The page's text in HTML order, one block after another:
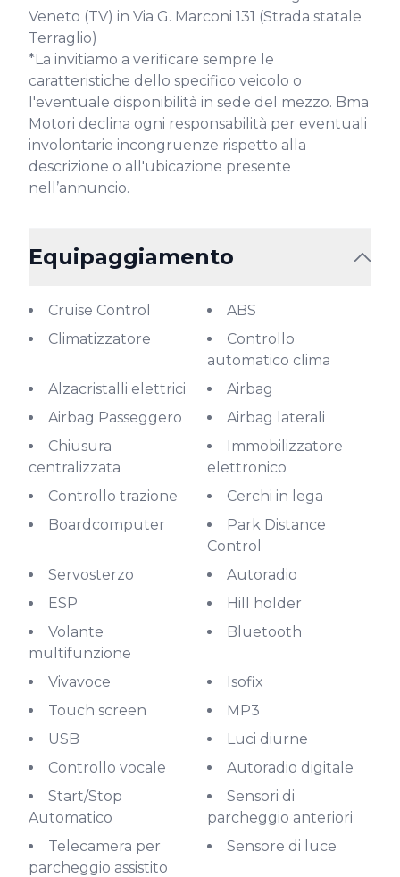
Veneto (TV) in Via G. Marconi 131 (Strada statale
Terraglio)
*La invitiamo a verificare sempre le
caratteristiche dello specifico veicolo o
l'eventuale disponibilità in sede del mezzo. Bma
Motori declina ogni responsabilità per eventuali
involontarie incongruenze rispetto alla
descrizione o all'ubicazione presente
nell’annuncio.
Equipaggiamento
Cruise Control
ABS
Climatizzatore
Controllo
automatico clima
Alzacristalli elettrici
Airbag
Airbag Passeggero
Airbag laterali
Chiusura
centralizzata
Immobilizzatore
elettronico
Controllo trazione
Cerchi in lega
Boardcomputer
Park Distance
Control
Servosterzo
Autoradio
ESP
Hill holder
Volante
multifunzione
Bluetooth
Vivavoce
Isofix
Touch screen
MP3
USB
Luci diurne
Controllo vocale
Autoradio digitale
Start/Stop
Automatico
Sensori di
parcheggio anteriori
Telecamera per
parcheggio assistito
Sensore di luce